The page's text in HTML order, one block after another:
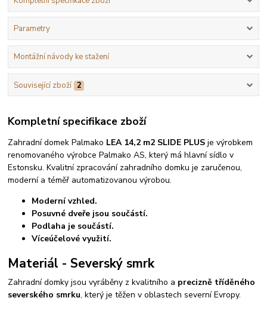
Parametry
Montážní návody ke stažení
Související zboží 2
Kompletní specifikace zboží
Zahradní domek Palmako LEA 14,2 m2 SLIDE PLUSje výrobkem
renomovaného výrobce Palmako AS, který má hlavní sídlo v
Estonsku. Kvalitní zpracování zahradního domku je zaručenou,
moderní a téměř automatizovanou výrobou.
Moderní vzhled.
Posuvné dveře jsou součástí.
Podlaha je součástí.
Víceúčelové využití.
Materiál - Severský smrk
Zahradní domky jsou vyráběny z kvalitního a precizně tříděného
severského smrku, který je těžen v oblastech severní Evropy.